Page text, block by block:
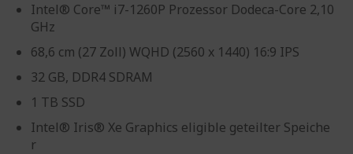
Intel® Core™ i7-1260P Prozessor Dodeca-Core 2,10
GHz
68,6 cm (27 Zoll) WQHD (2560 x 1440) 16:9 IPS
32 GB, DDR4 SDRAM
1 TB SSD
Intel® Iris® Xe Graphics eligible geteilter Speiche
r